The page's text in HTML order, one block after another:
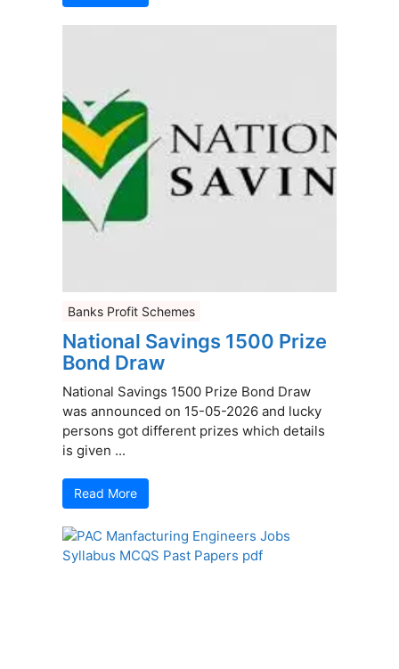
Banks Profit Schemes
National Savings 1500 Prize
Bond Draw
National Savings 1500 Prize Bond Draw
was announced on 15-05-2026 and lucky
persons got different prizes which details
is given ...
Read More